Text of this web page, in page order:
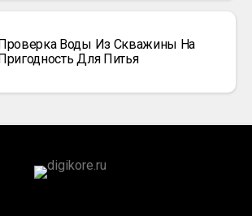
Воды Из Скважины На
Для Питья